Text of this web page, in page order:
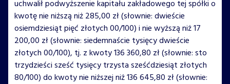
uchwalił podwyższenie kapitału zakładowego tej spółki o
kwotę nie niższą niż 285,00 zł (słownie: dwieście
osiemdziesiąt pięć złotych 00/100) i nie wyższą niż 17
200,00 zł (słownie: siedemnaście tysięcy dwieście
złotych 00/100), tj. z kwoty 136 360,80 zł (słownie: sto
trzydzieści sześć tysięcy trzysta sześćdziesiąt złotych
80/100) do kwoty nie niższej niż 136 645,80 zł (słownie: